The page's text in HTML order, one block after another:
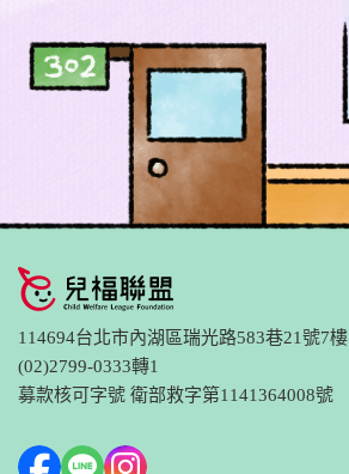
114694台北市內湖區瑞光路583巷21號7樓
(02)2799-0333轉1
募款核可字號 衛部救字第1141364008號